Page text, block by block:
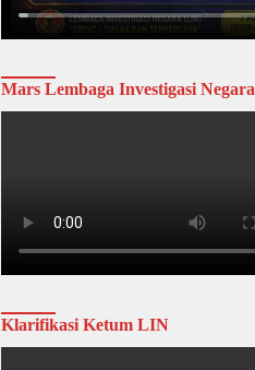
Mars Lembaga Investigasi Negara
Klarifikasi Ketum LIN